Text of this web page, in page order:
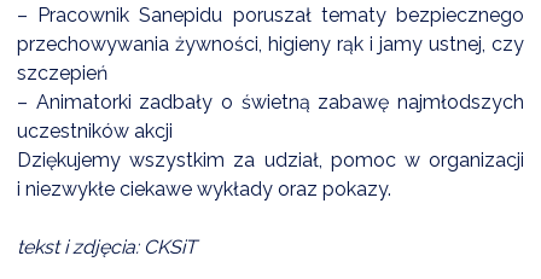
– Pracownik Sanepidu poruszał tematy bezpiecznego
przechowywania żywności, higieny rąk i jamy ustnej, czy
szczepień
– Animatorki zadbały o świetną zabawę najmłodszych
uczestników akcji
Dziękujemy wszystkim za udział, pomoc w organizacji
i niezwykłe ciekawe wykłady oraz pokazy.
tekst i zdjęcia: CKSiT